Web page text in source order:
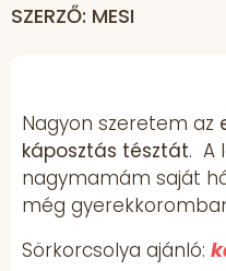
SZERZŐ: MESI
Nagyon szeretem az
káposztás tésztát. A
nagymamám saját
még
Sörkorcsolya ajánló: